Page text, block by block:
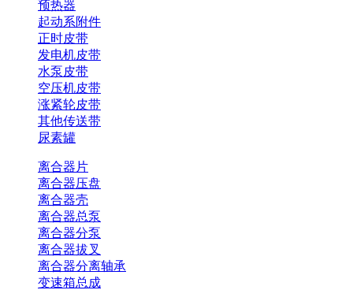
预热器
起动系附件
正时皮带
发电机皮带
水泵皮带
空压机皮带
涨紧轮皮带
其他传送带
尿素罐
离合器片
离合器压盘
离合器壳
离合器总泵
离合器分泵
离合器拔叉
离合器分离轴承
变速箱总成